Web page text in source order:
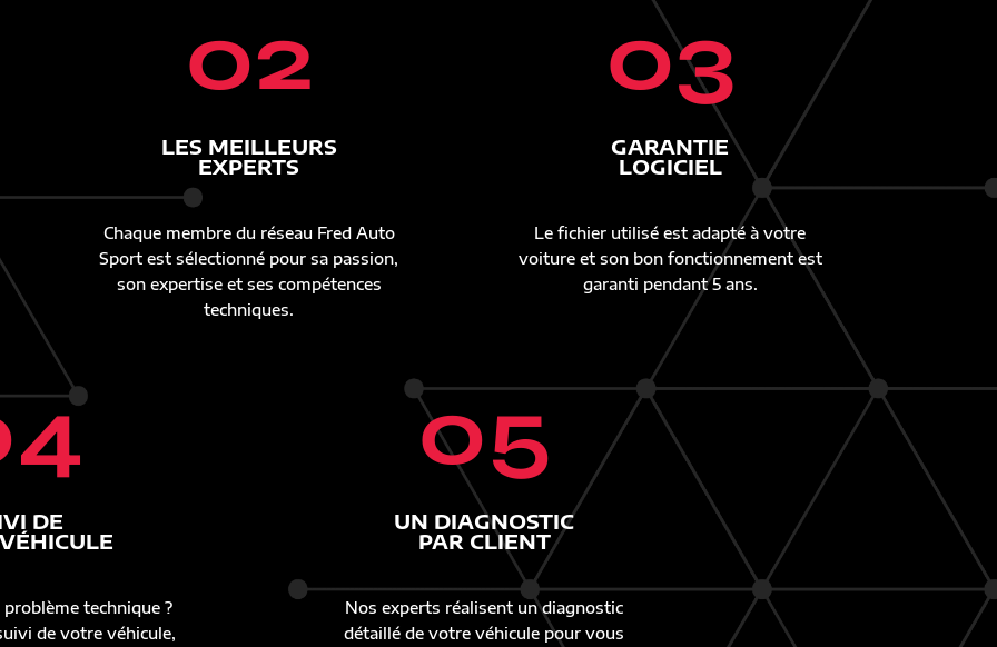
02
LES MEILLEURS
EXPERTS
Chaque membre du réseau Fred Auto
Sport est sélectionné pour sa passion,
son expertise et ses compétences
techniques.
03
GARANTIE
LOGICIEL
Le fichier utilisé est adapté à votre
voiture et son bon fonctionnement est
garanti pendant 5 ans.
DE
technique ?
de votre véhicule,
05
UN DIAGNOSTIC
PAR CLIENT
Nos experts réalisent un diagnostic
détaillé de votre véhicule pour vous